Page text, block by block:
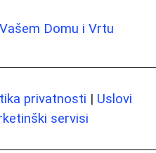
Domu i Vrtu
privatnosti | Uslovi
servisi